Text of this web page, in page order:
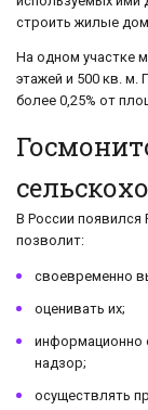
строить жилые
На одном участке
этажей и 500 кв.
более 0,25% от
В России появился
позволит:
своевременно
оценивать их;
информационно
надзор;
осуществлять